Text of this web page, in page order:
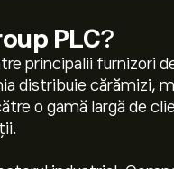
PLC?
principalii furnizori
distribuie cărămizi,
o gamă largă de